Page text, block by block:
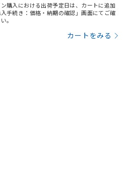
購入における出荷予定日は、カートに追加
手続き：価格・納期の確認」画面にてご確
。
カートをみる